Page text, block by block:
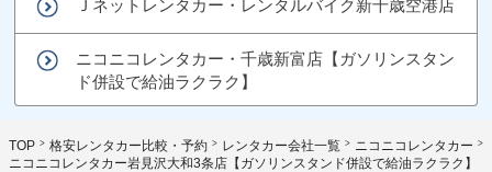
Ｊネットレンタカー・レンタルバイク新千歳空港店
ニコニコレンタカー・千歳新富店【ガソリンスタン
ド併設で給油ラクラク】
TOP 格安レンタカー比較・予約 レンタカー会社一覧
ニコニコレンタカー
ニコニコレンタカー岩見沢大和3条店【ガソリンスタンド併設で給油ラクラク】